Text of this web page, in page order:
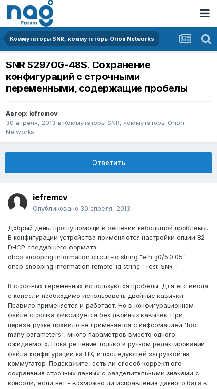
Коммутаторы SNR, коммутаторы Orion Networks
SNR S2970G-48S. Сохранение
конфигураций с строчными
переменными, содержащие пробелы
Автор: iefremov
30 апреля, 2013 в Коммутаторы SNR, коммутаторы Orion
Networks
Ответить
iefremov
Опубликовано 30 апреля, 2013
Добрый день, прошу помощи в решении небольшой проблемы.
В конфигурации устройства применяются настройки опции 82
DHCP следующего формата:
dhcp snooping information circuit-id string "eth g0/5:0.05"
dhcp snooping information remote-id string "Test-SNR "
В строчных переменных используются пробелы. Для его ввода
с консоли необходимо использовать двойные кавычки.
Правило применяется и работает. Но в конфигурационном
файле строчка фиксируется без двойных кавычек. При
перезагрузке правило не применяется с информацией "too
many parameters", много параметров вместо одного
ожидаемого. Пока решение только в ручном редактировании
файла конфигурации на ПК, и последующей загрузкой на
коммутатор. Подскажите, есть ли способ корректного
сохранения строчных данных с разделительными знаками с
консоли, если нет - возможно ли исправление данного бага в